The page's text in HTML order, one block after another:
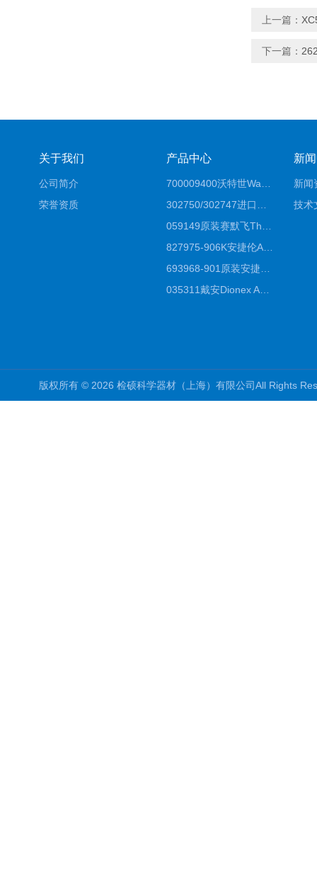
上一篇：
下一篇：
关于我们
公司简介
荣誉资质
产品中心
827975-906K安捷伦Agilent原装ZORBAX液相色谱柱*
035311戴安Dionex AS4分析柱阴离子交换色谱柱厂家
新
新闻
技术
版权所有 © 2026 检硕科学器材（上海）有限公司All Rights